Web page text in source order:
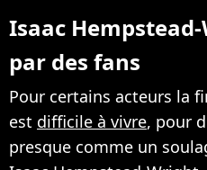
Isaac
par des fans
Pour certains acteurs la
est difficile à vivre, pour
presque comme un